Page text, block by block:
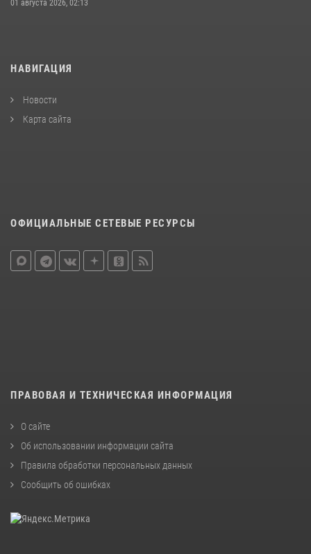
01 августа 2026, 02:13
НАВИГАЦИЯ
Новости
Карта сайта
ОФИЦИАЛЬНЫЕ СЕТЕВЫЕ РЕСУРСЫ
ПРАВОВАЯ И ТЕХНИЧЕСКАЯ ИНФОРМАЦИЯ
О сайте
Об использовании информации сайта
Правила обработки персональных данных
Сообщить об ошибках